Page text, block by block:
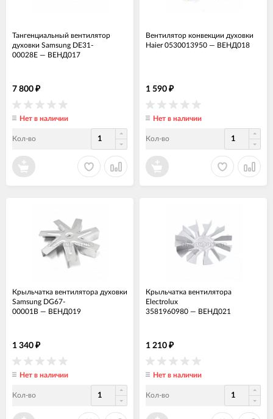
Тангенциальный вентилятор
духовки Samsung DE31-
00028E — ВЕНД017
7 800 ₽
Нет в наличии
Кол-во
Вентилятор конвекции духовки
Haier 0530013950 — ВЕНД018
1 590 ₽
Нет в наличии
Кол-во
Крыльчатка вентилятора духовки
Samsung DG67-
00001B — ВЕНД019
1 340 ₽
Нет в наличии
Кол-во
Крыльчатка вентилятора
Electrolux
3581960980 — ВЕНД021
1 210 ₽
Нет в наличии
Кол-во